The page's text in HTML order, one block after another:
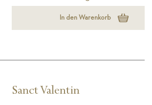
In den Warenkorb
Sanct Valentin